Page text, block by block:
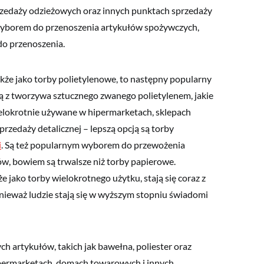
odzieżowych oraz innych punktach sprzedaży
do przenoszenia artykułów spożywczych,
przenoszenia.
jako torby polietylenowe, to następny popularny
z tworzywa sztucznego zwanego polietylenem, jakie
używane w hipermarketach, sklepach
detalicznej – lepszą opcją są torby
. Są też popularnym wyborem do przewożenia
bowiem są trwalsze niż torby papierowe.
jako torby wielokrotnego użytku, stają się coraz z
ludzie stają się w wyższym stopniu świadomi
artykułów, takich jak bawełna, poliester oraz